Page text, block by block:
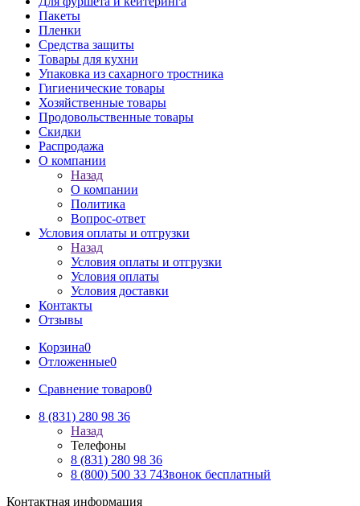
Пакеты
Пленки
Средства защиты
Товары для кухни
Упаковка из сахарного тростника
Гигиенические товары
Хозяйственные товары
Продовольственные товары
Скидки
Распродажа
О компании
Назад
О компании
Политика
Вопрос-ответ
Условия оплаты и отгрузки
Назад
Условия оплаты и отгрузки
Условия оплаты
Условия доставки
Контакты
Отзывы
Корзина0
Отложенные0
Сравнение товаров0
8 (831) 280 98 36
Назад
Телефоны
8 (831) 280 98 36
8 (800) 500 33 74Звонок бесплатный
Контактная информация